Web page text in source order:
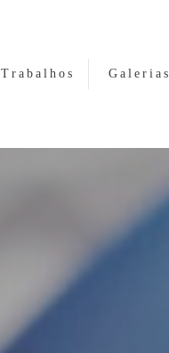
Trabalhos Galerias